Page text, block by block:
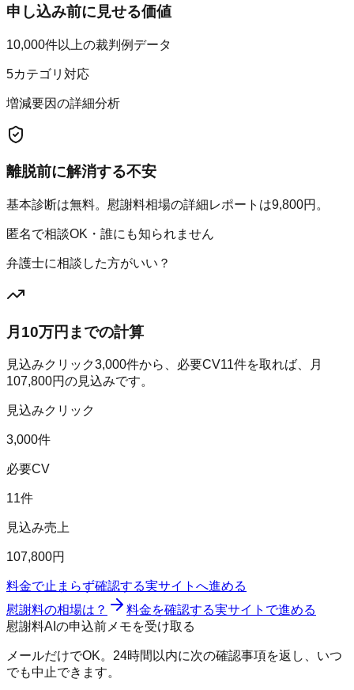
申し込み前に見せる価値
10,000件以上の裁判例データ
5カテゴリ対応
増減要因の詳細分析
離脱前に解消する不安
基本診断は無料。慰謝料相場の詳細レポートは9,800円。
匿名で相談OK・誰にも知られません
弁護士に相談した方がいい？
月10万円までの計算
見込みクリック3,000件から、必要CV11件を取れば、月
107,800円の見込みです。
見込みクリック
3,000件
必要CV
11件
見込み売上
107,800円
料金で止まらず確認する実サイトへ進める
慰謝料の相場は？
料金を確認する実サイトで進める
慰謝料AIの申込前メモを受け取る
メールだけでOK。24時間以内に次の確認事項を返し、いつ
でも中止できます。